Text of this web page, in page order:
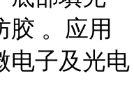
胶 。应用
电子及光电